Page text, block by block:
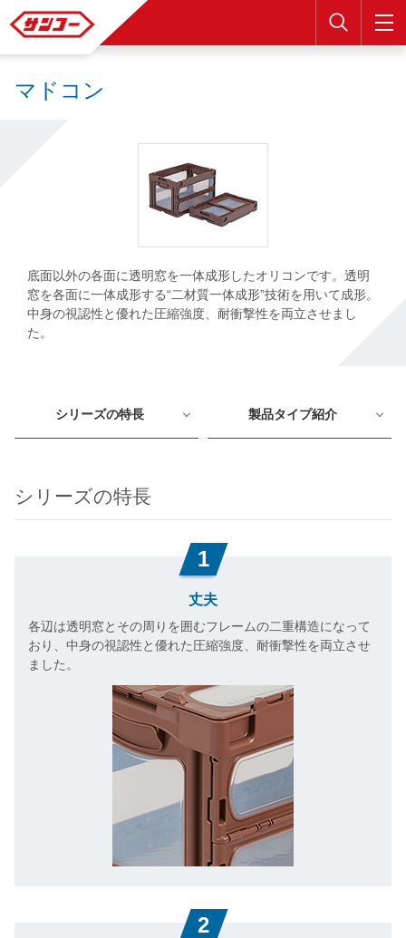
検索
マドコン
底面以外の各面に透明窓を一体成形したオリコンです。透明
窓を各面に一体成形する“二材質一体成形”技術を用いて成形。
中身の視認性と優れた圧縮強度、耐衝撃性を両立させまし
た。
シリーズの特長 製品タイプ紹介
シリーズの特長
1
丈夫
各辺は透明窓とその周りを囲むフレームの二重構造になって
おり、中身の視認性と優れた圧縮強度、耐衝撃性を両立させ
ました。
2